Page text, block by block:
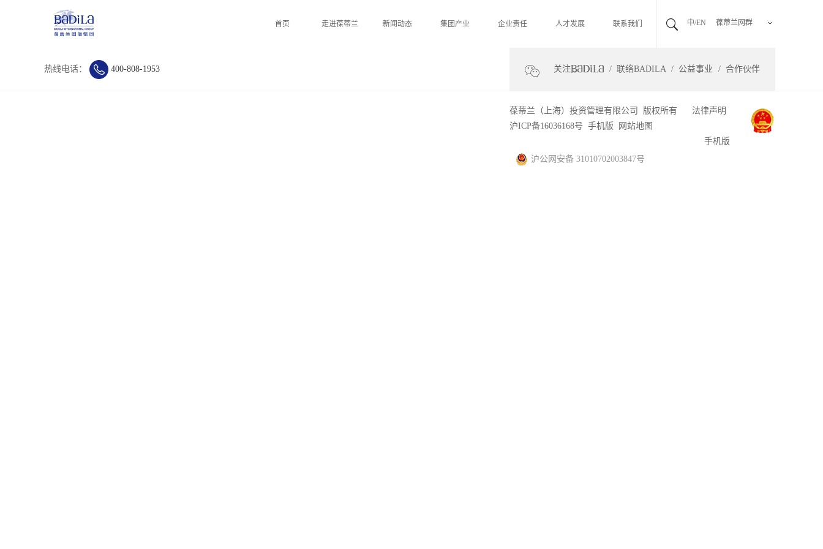
葆蒂兰网群
中/EN
首页 走进葆蒂兰 新闻动态 集团产业 企业责任 人才发展 联系我们
热线电话： 400-808-1953 关注 联络BADILA 公益事业 合作伙伴
葆蒂兰（上海）投资管理有限公司 版权所有
法律声明
沪ICP备16036168号 手机版 网站地图
沪公网安备 31010702003847号
手机版